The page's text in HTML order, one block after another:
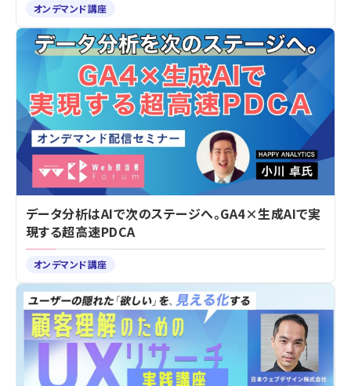
オンデマンド講座
データ分析はAIで次のステージへ。GA4×生成AIで実
現する超高速PDCA
オンデマンド講座